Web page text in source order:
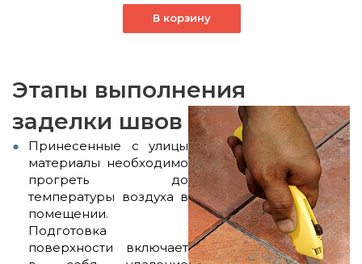
В корзину
Этапы выполнения
заделки швов
Принесенные с улицы
материалы необходимо
прогреть до
температуры воздуха в
помещении.
Подготовка
поверхности включает